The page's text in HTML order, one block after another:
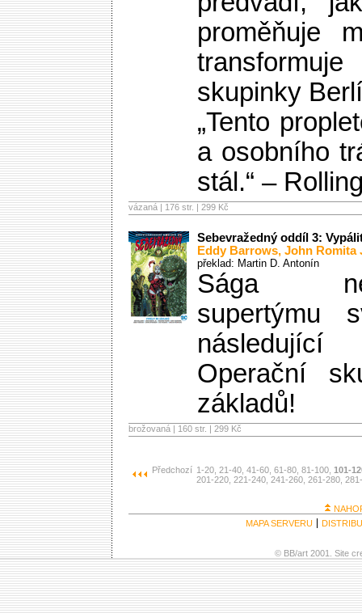
proměňuje
skupinky
„Tento
a osobního
stál.“ –
vázaná | 176 str. | 299 Kč
Sebevražedný oddíl 3:
Eddy Barrows, John Romita
překlad: Martin D. Antonín
Sága
supertýmu
následující
Operační
základů!
brožovaná | 160 str. | 299 Kč
Předchozí 1-20 , 21-40 , 41-60 , 61-80 , 81-100 101-
201-220 , 221-240 , 241-260 , 261-280 ,
MAPA SERVERU
© BB/art 2001. Site